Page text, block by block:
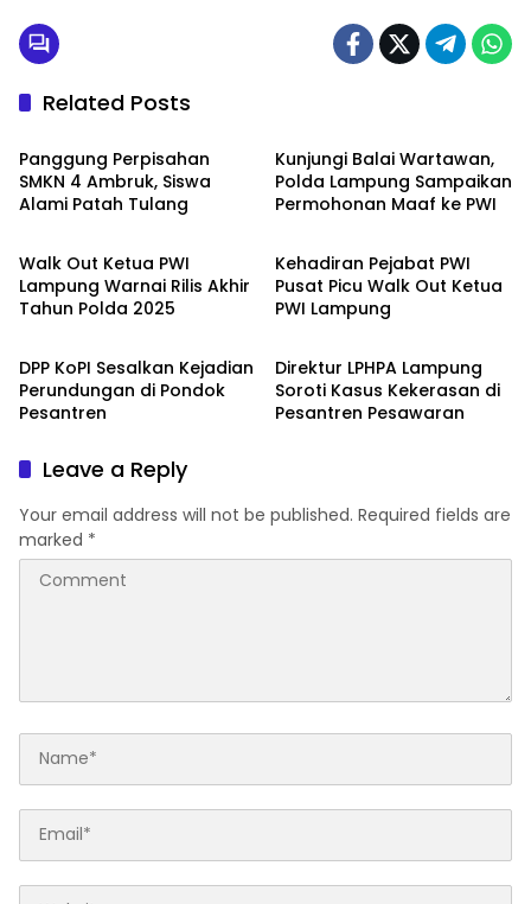
Related Posts
Berita
Panggung Perpisahan
SMKN 4 Ambruk, Siswa
Alami Patah Tulang
Kunjungi Balai Wartawan,
Polda Lampung Sampaikan
Permohonan Maaf ke PWI
Berita
Walk Out Ketua PWI
Lampung Warnai Rilis Akhir
Tahun Polda 2025
Berita
Kehadiran Pejabat PWI
Pusat Picu Walk Out Ketua
PWI Lampung
Berita
DPP KoPI Sesalkan Kejadian
Perundungan di Pondok
Pesantren
Berita
Direktur LPHPA Lampung
Soroti Kasus Kekerasan di
Pesantren Pesawaran
Leave a Reply
Your email address will not be published. Required fields are
marked *